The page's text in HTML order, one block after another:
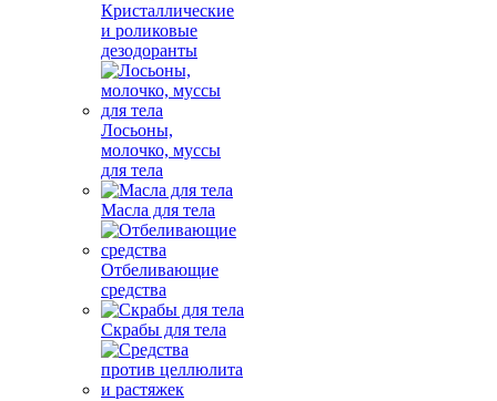
Кристаллические
и роликовые
дезодоранты
Лосьоны,
молочко, муссы
для тела
Масла для тела
Отбеливающие
средства
Скрабы для тела